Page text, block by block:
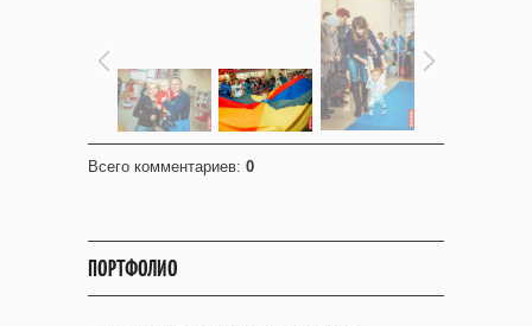
Всего комментариев: 0
ПОРТФОЛИО